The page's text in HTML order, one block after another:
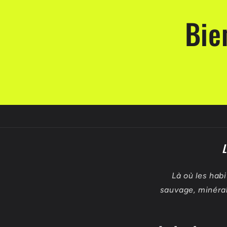
Là où les
sauvage,